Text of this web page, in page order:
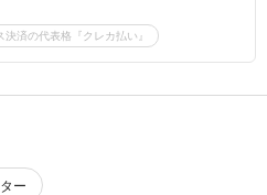
決済の代表格『クレカ払い』
ー